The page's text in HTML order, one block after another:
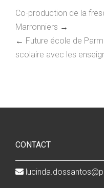
Co-production de la
Marronniers →
← Future école de
scolaire avec les
CONTACT